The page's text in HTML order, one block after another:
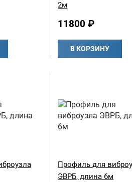
2м
11800 ₽
В КОРЗИНУ
Профиль для
ЭВРБ, длина 6м